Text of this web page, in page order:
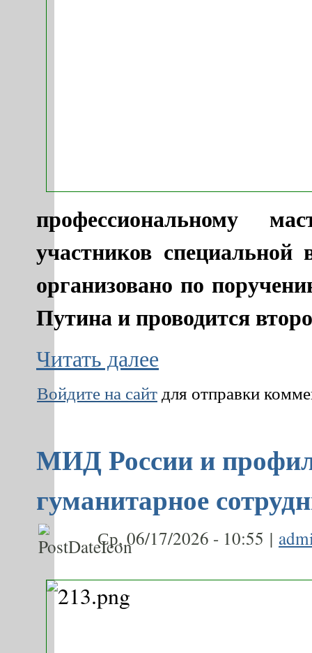
профессиональному
участников
организовано по
Путина и проводится
Читать далее
Войдите на сайтдля отправки
МИД России и
гуманитарное
Ср, 06/17/2026 - 10:55 |